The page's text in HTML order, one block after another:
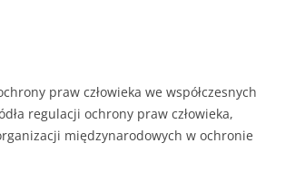
praw człowieka we współczesnych
regulacji ochrony praw człowieka,
międzynarodowych w ochronie